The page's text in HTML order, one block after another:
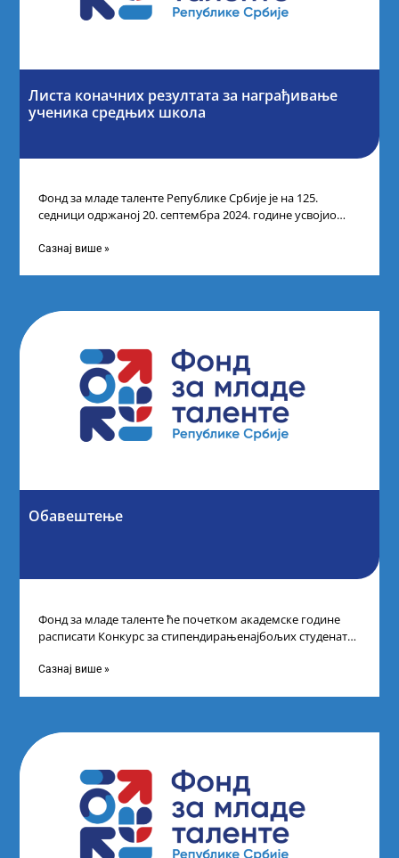
Листа коначних резултата за награђивање
ученика средњих школа
Фонд за младе таленте Републике Србије је на 125.
седници одржаној 20. септембра 2024. године усвојио
Сазнај више »
Обавештење
Фонд за младе таленте ће почетком академске године
расписати Конкурс за стипендирањенајбољих студената
Сазнај више »